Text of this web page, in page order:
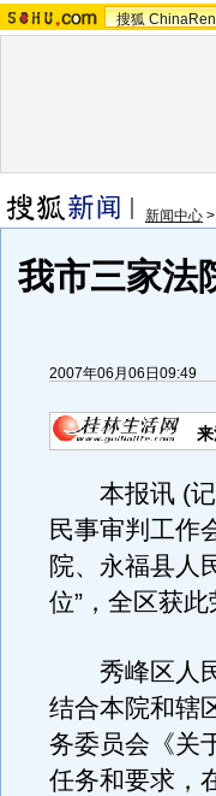
搜狐 ChinaRen
新闻中心 >
我市三家法
2007年06月06日09:49
本报讯 (记
民事审判工作
院、永福县人
位”，全区获此
秀峰区人民
结合本院和辖
务委员会《关
任务和要求，